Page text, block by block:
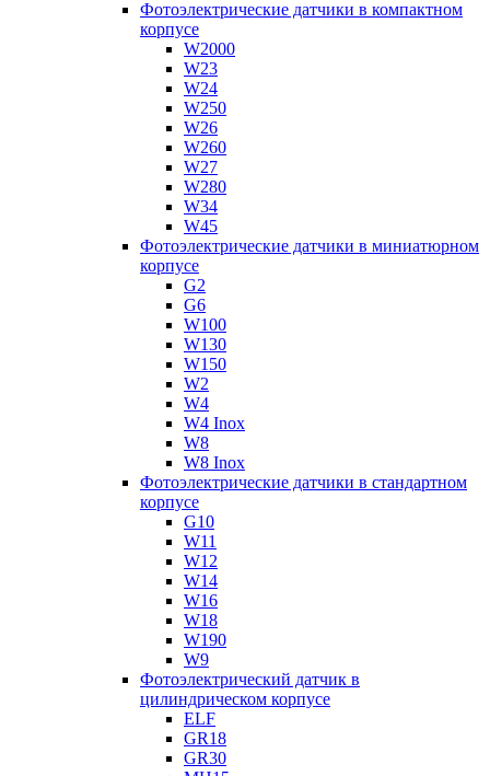
Фотоэлектрические датчики в компактном
корпусе
W2000
W23
W24
W250
W26
W260
W27
W280
W34
W45
Фотоэлектрические датчики в миниатюрном
корпусе
G2
G6
W100
W130
W150
W2
W4
W4 Inox
W8
W8 Inox
Фотоэлектрические датчики в стандартном
корпусе
G10
W11
W12
W14
W16
W18
W190
W9
Фотоэлектрический датчик в
цилиндрическом корпусе
ELF
GR18
GR30